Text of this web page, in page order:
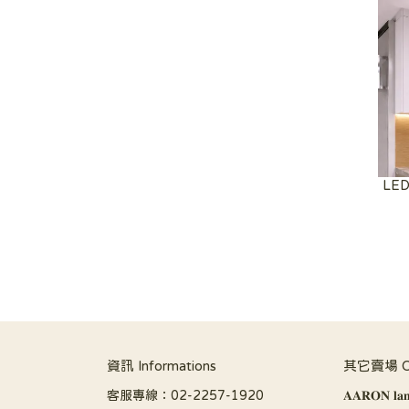
資訊 Informations
客服專線：02-2257-1920
其它賣場
𝐀𝐀𝐑𝐎𝐍